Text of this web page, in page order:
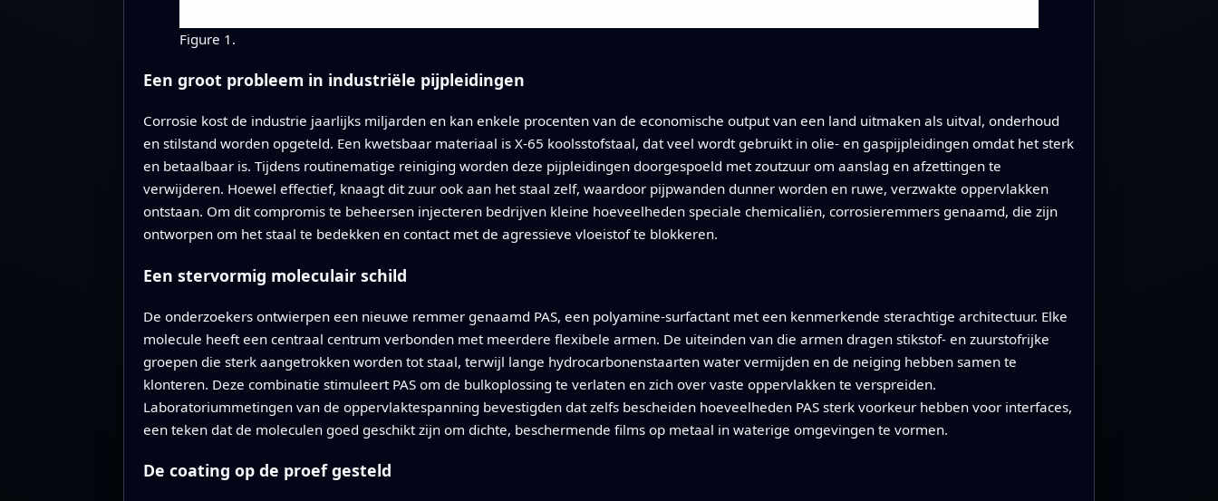
Figure 1.
Een groot probleem in industriële pijpleidingen
Corrosie kost de industrie jaarlijks miljarden en kan enkele procenten van de economische output van een land uitmaken als uitval, onderhoud
en stilstand worden opgeteld. Een kwetsbaar materiaal is X-65 koolsstofstaal, dat veel wordt gebruikt in olie- en gaspijpleidingen omdat het sterk
en betaalbaar is. Tijdens routinematige reiniging worden deze pijpleidingen doorgespoeld met zoutzuur om aanslag en afzettingen te
verwijderen. Hoewel effectief, knaagt dit zuur ook aan het staal zelf, waardoor pijpwanden dunner worden en ruwe, verzwakte oppervlakken
ontstaan. Om dit compromis te beheersen injecteren bedrijven kleine hoeveelheden speciale chemicaliën, corrosieremmers genaamd, die zijn
ontworpen om het staal te bedekken en contact met de agressieve vloeistof te blokkeren.
Een stervormig moleculair schild
De onderzoekers ontwierpen een nieuwe remmer genaamd PAS, een polyamine-surfactant met een kenmerkende sterachtige architectuur. Elke
molecule heeft een centraal centrum verbonden met meerdere flexibele armen. De uiteinden van die armen dragen stikstof- en zuurstofrijke
groepen die sterk aangetrokken worden tot staal, terwijl lange hydrocarbonenstaarten water vermijden en de neiging hebben samen te
klonteren. Deze combinatie stimuleert PAS om de bulkoplossing te verlaten en zich over vaste oppervlakken te verspreiden.
Laboratoriummetingen van de oppervlaktespanning bevestigden dat zelfs bescheiden hoeveelheden PAS sterk voorkeur hebben voor interfaces,
een teken dat de moleculen goed geschikt zijn om dichte, beschermende films op metaal in waterige omgevingen te vormen.
De coating op de proef gesteld